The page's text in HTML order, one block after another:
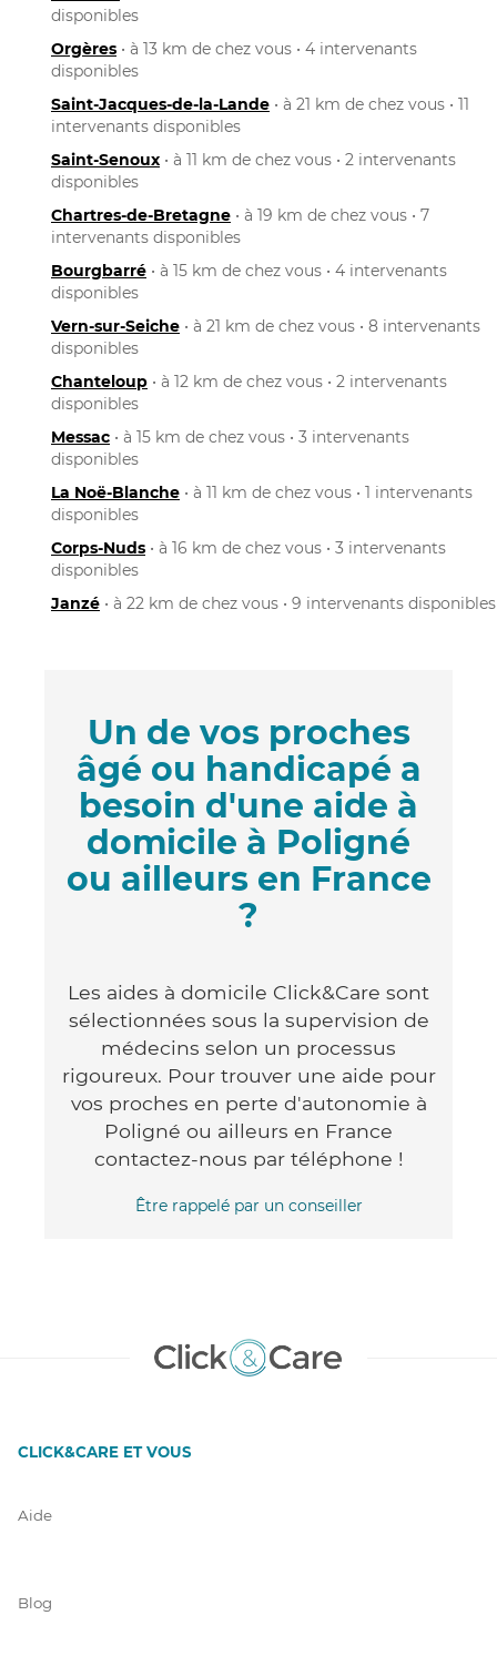
disponibles
Orgères • à 13 km de chez vous • 4 intervenants
disponibles
Saint-Jacques-de-la-Lande • à 21 km de chez vous • 11
intervenants disponibles
Saint-Senoux • à 11 km de chez vous • 2 intervenants
disponibles
Chartres-de-Bretagne • à 19 km de chez vous • 7
intervenants disponibles
Bourgbarré • à 15 km de chez vous • 4 intervenants
disponibles
Vern-sur-Seiche • à 21 km de chez vous • 8 intervenants
disponibles
Chanteloup • à 12 km de chez vous • 2 intervenants
disponibles
Messac • à 15 km de chez vous • 3 intervenants
disponibles
La Noë-Blanche • à 11 km de chez vous • 1 intervenants
disponibles
Corps-Nuds • à 16 km de chez vous • 3 intervenants
disponibles
Janzé • à 22 km de chez vous • 9 intervenants disponibles
Un de vos proches
âgé ou handicapé a
besoin d'une aide à
domicile à Poligné
ou ailleurs en France
?
Les aides à domicile Click&Care sont
sélectionnées sous la supervision de
médecins selon un processus
rigoureux. Pour trouver une aide pour
vos proches en perte d'autonomie à
Poligné ou ailleurs en France
contactez-nous par téléphone !
Être rappelé par un conseiller
CLICK&CARE ET VOUS
Aide
Blog